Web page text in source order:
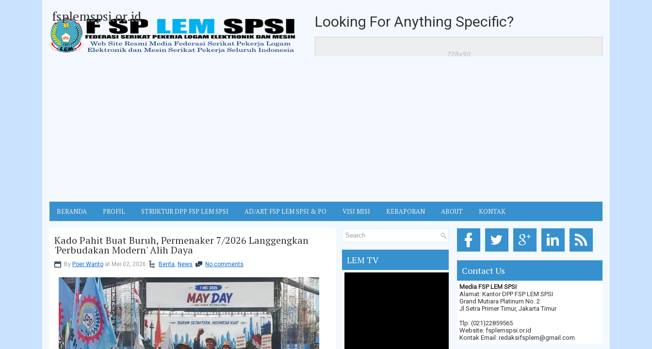
fsplemspsi.or.id Looking For Anything Specific?
BERANDA PROFIL STRUKTUR DPP FSP LEM SPSI AD/ART FSP LEM SPSI & PO VISI MISI KEBAPORAN ABOUT KONTAK
Kado Pahit Buat Buruh, Permenaker 7/2026 Langgengkan
'Perbudakan Modern' Alih Daya
By Poer Wanto at Mei 02, 2026 Berita, News No comments LEM TV
Contact Us
Media FSP LEM SPSI
Alamat: Kantor DPP FSP LEM SPSI
Grand Mutiara Platinum No. 2
Jl Setra Primer Timur, Jakarta Timur
Tlp: (021)22859565
Website: fsplemspsi.or.id
Kontak Email: redaksifsplem@gmail.com